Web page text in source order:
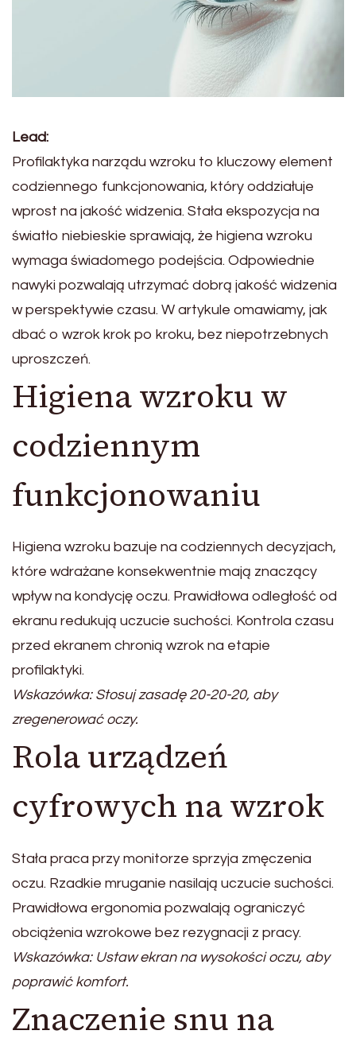
Lead:
Profilaktyka narządu wzroku to kluczowy element
codziennego funkcjonowania, który oddziałuje
wprost na jakość widzenia. Stała ekspozycja na
światło niebieskie sprawiają, że higiena wzroku
wymaga świadomego podejścia. Odpowiednie
nawyki pozwalają utrzymać dobrą jakość widzenia
w perspektywie czasu. W artykule omawiamy, jak
dbać o wzrok krok po kroku, bez niepotrzebnych
uproszczeń.
Higiena wzroku w
codziennym
funkcjonowaniu
Higiena wzroku bazuje na codziennych decyzjach,
które wdrażane konsekwentnie mają znaczący
wpływ na kondycję oczu. Prawidłowa odległość od
ekranu redukują uczucie suchości. Kontrola czasu
przed ekranem chronią wzrok na etapie
profilaktyki.
Wskazówka: Stosuj zasadę 20-20-20, aby
zregenerować oczy.
Rola urządzeń
cyfrowych na wzrok
Stała praca przy monitorze sprzyja zmęczenia
oczu. Rzadkie mruganie nasilają uczucie suchości.
Prawidłowa ergonomia pozwalają ograniczyć
obciążenia wzrokowe bez rezygnacji z pracy.
Wskazówka: Ustaw ekran na wysokości oczu, aby
poprawić komfort.
Znaczenie snu na